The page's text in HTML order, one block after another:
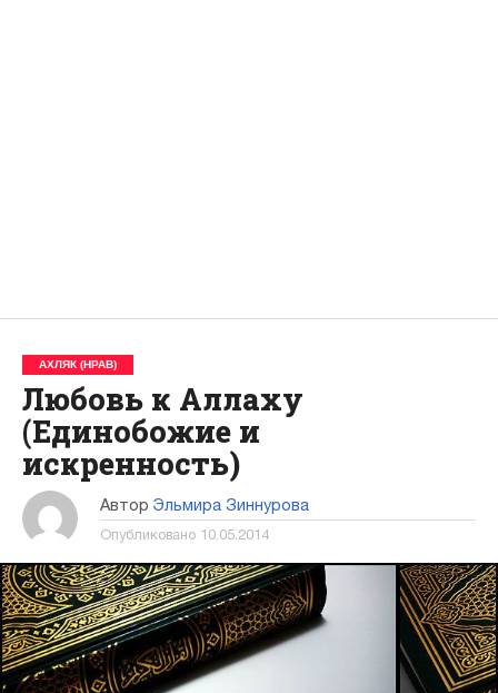
АХЛЯК (НРАВ)
Любовь к Аллаху
(Единобожие и
искренность)
Автор Эльмира Зиннурова
Опубликовано 10.05.2014